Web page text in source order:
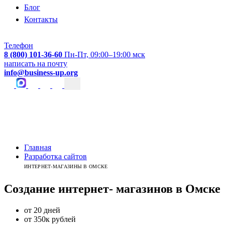
Блог
Контакты
Телефон
8 (800) 101-36-60 Пн-Пт, 09:00–19:00 мск
написать на почту
info@business-up.org
Главная
Разработка сайтов
ИНТЕРНЕТ-МАГАЗИНЫ В ОМСКЕ
Создание интернет- магазинов в Омске
от 20 дней
от 350к рублей